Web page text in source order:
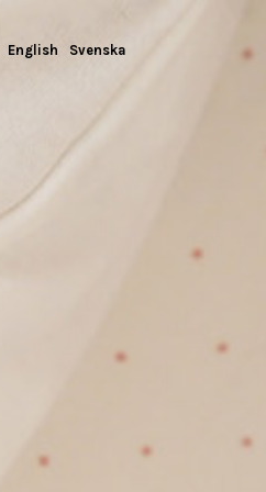
English Svenska